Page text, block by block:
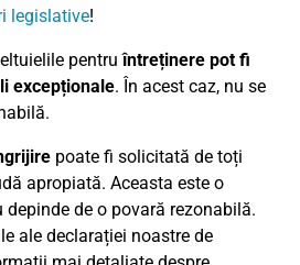
legislative!
pentruîntreținere pot fi
excepționale. În acest caz, nu se
poate fi solicitată de toți
apropiată. Aceasta este o
de o povară rezonabilă.
ale declarației noastre de